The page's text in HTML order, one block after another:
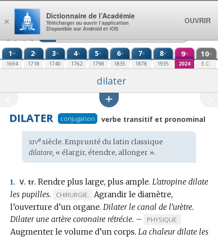
Aller au contenu
1re
1694
2e
1718
3e
1740
4e
1762
5e
1798
6e
1835
7e
1878
8e
1935
9e
2024
10e
E.C.
dilater
DILATER conjugaison verbe transitif et pronominal
Étymologie
:
xivesiècle. Emprunté du latin classique
dilatare, « élargir, étendre, allonger ».
1. V. tr. Rendre plus large, plus ample. L’atropine dilate
les pupilles.
MARQUE
DE
DOMAINE
:
CHIRURGIE.
Agrandir le diamètre,
l’ouverture d’un organe. Dilater le canal de l’urètre.
Dilater une artère coronaire rétrécie. –
MARQUE
DE
PHYSIQUE.
Augmenter le volume d’un corps. La chaleur dilate les
×
Dictionnaire de l’Académie
Télécharger ou ouvrir l’application
Disponible sur Android et iOS
OUVRIR